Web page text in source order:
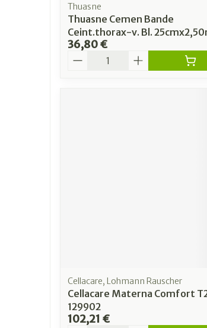
Thuasne
Thuasne Cemen Bande
Ceint.thorax-v. Bl.
36,80 €
Quantité
Cellacare, Lohmann Rauscher
Cellacare Materna Comfort
129902
102,21 €